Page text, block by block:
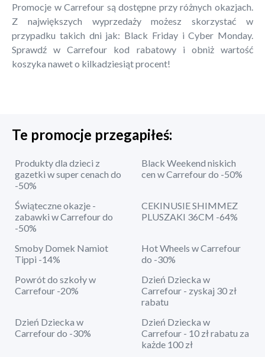
Promocje w Carrefour są dostępne przy różnych okazjach.
Z największych wyprzedaży możesz skorzystać w
przypadku takich dni jak: Black Friday i Cyber Monday.
Sprawdź w Carrefour kod rabatowy i obniż wartość
koszyka nawet o kilkadziesiąt procent!
Te promocje przegapiłeś:
Produkty dla dzieci z
gazetki w super cenach do
-50%
Black Weekend niskich
cen w Carrefour do -50%
Świąteczne okazje -
zabawki w Carrefour do
-50%
CEKINUSIE SHIMMEZ
PLUSZAKI 36CM -64%
Smoby Domek Namiot
Tippi -14%
Hot Wheels w Carrefour
do -30%
Powrót do szkoły w
Carrefour -20%
Dzień Dziecka w
Carrefour - zyskaj 30 zł
rabatu
Dzień Dziecka w
Carrefour do -30%
Dzień Dziecka w
Carrefour - 10 zł rabatu za
każde 100 zł